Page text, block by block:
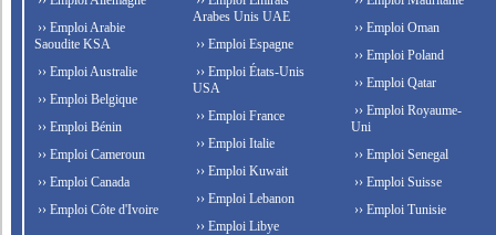
›› Emploi Arabie
Saoudite KSA
›› Emploi Australie
›› Emploi Belgique
›› Emploi Bénin
›› Emploi Cameroun
›› Emploi Canada
›› Emploi Côte d'Ivoire
Arabes Unis UAE
›› Emploi Espagne
›› Emploi États-Unis
USA
›› Emploi France
›› Emploi Italie
›› Emploi Kuwait
›› Emploi Lebanon
›› Emploi Libye
›› Emploi Oman
›› Emploi Poland
›› Emploi Qatar
›› Emploi Royaume-
Uni
›› Emploi Senegal
›› Emploi Suisse
›› Emploi Tunisie